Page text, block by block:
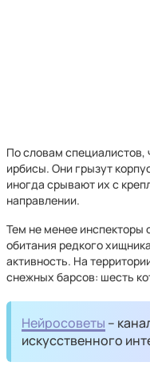
По словам
ирбисы. Они грызут
иногда срывают их с
направлении.
Тем не менее
обитания редкого
активность. На
снежных барсов: шесть
Нейросоветы –
искусственного